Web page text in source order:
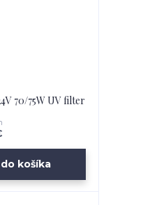
70/75W UV filter
košíka